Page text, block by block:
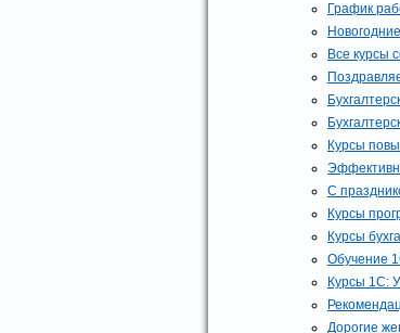
График
Все курсы
Курсы
С
Курсы
Курсы
Обучение
Курсы 1С:
Дорогие